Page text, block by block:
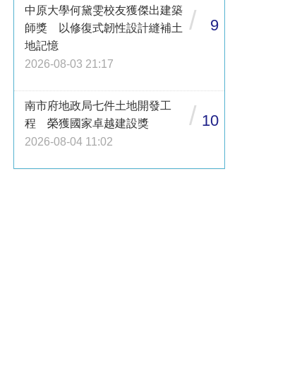
中原大學何黛雯校友獲傑出建築
師獎 以修復式韌性設計縫補土
地記憶
2026-08-03 21:17
/ 9
南市府地政局七件土地開發工
程 榮獲國家卓越建設獎
2026-08-04 11:02
/ 10